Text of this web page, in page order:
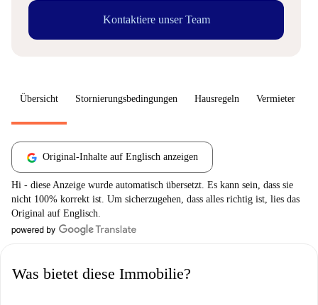
Kontaktiere unser Team
Übersicht Stornierungsbedingungen Hausregeln Vermieter
Original-Inhalte auf Englisch anzeigen
Hi - diese Anzeige wurde automatisch übersetzt. Es kann sein, dass sie
nicht 100% korrekt ist. Um sicherzugehen, dass alles richtig ist, lies das
Original auf Englisch.
Was bietet diese Immobilie?